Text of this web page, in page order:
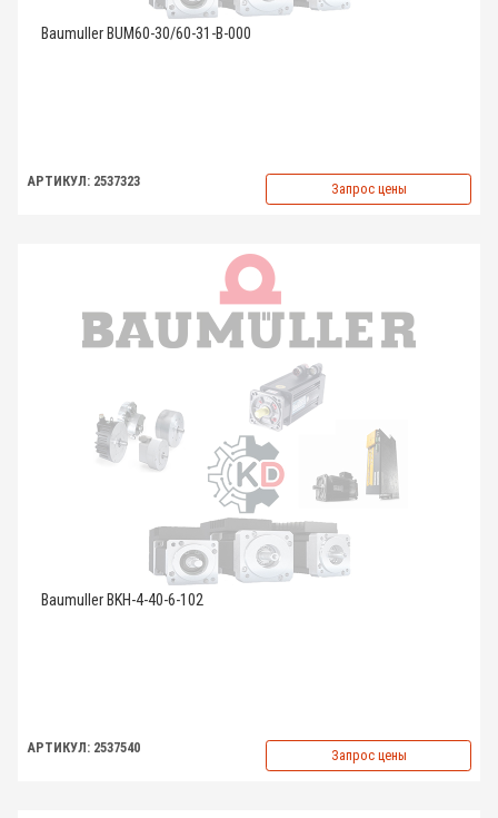
Baumuller BUM60-30/60-31-B-000
АРТИКУЛ: 2537323 Запрос цены
Baumuller BKH-4-40-6-102
АРТИКУЛ: 2537540 Запрос цены